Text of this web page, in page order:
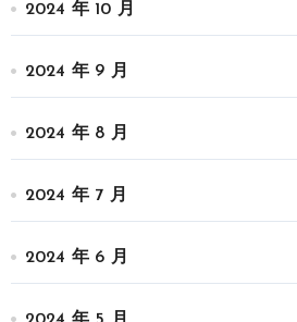
2024 年 10 月
2024 年 9 月
2024 年 8 月
2024 年 7 月
2024 年 6 月